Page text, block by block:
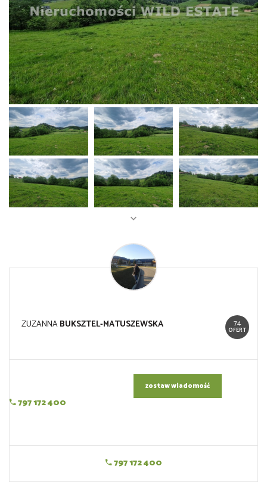
74
OFERT
ZUZANNABUKSZTEL-MATUSZEWSKA
797 172 400
zostaw wiadomość
797 172 400